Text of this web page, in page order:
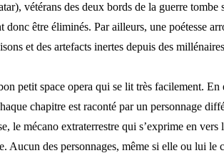
vétérans des deux bords de la guerre tombe
être éliminés. Par ailleurs, une poétesse
et des artefacts inertes depuis des
petit space opera qui se lit très facilement. En
chapitre est raconté par un personnage
le mécano extraterrestre qui s’exprime en vers
Aucun des personnages, même si elle ou lui le